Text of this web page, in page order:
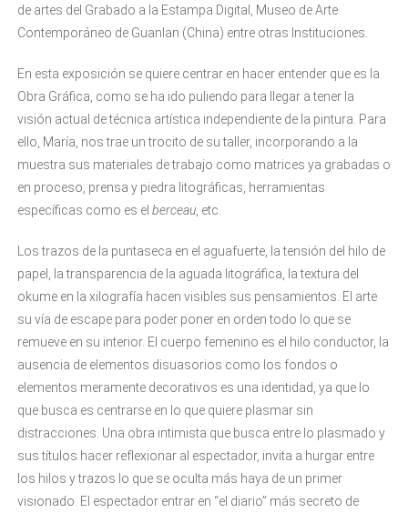
de artes del Grabado a la Estampa Digital, Museo de Arte
Contemporáneo de Guanlan (China) entre otras Instituciones.
En esta exposición se quiere centrar en hacer entender que es la
Obra Gráfica, como se ha ido puliendo para llegar a tener la
visión actual de técnica artística independiente de la pintura. Para
ello, María, nos trae un trocito de su taller, incorporando a la
muestra sus materiales de trabajo como matrices ya grabadas o
en proceso, prensa y piedra litográficas, herramientas
específicas como es el berceau, etc.
Los trazos de la puntaseca en el aguafuerte, la tensión del hilo de
papel, la transparencia de la aguada litográfica, la textura del
okume en la xilografía hacen visibles sus pensamientos. El arte
su vía de escape para poder poner en orden todo lo que se
remueve en su interior. El cuerpo femenino es el hilo conductor, la
ausencia de elementos disuasorios como los fondos o
elementos meramente decorativos es una identidad, ya que lo
que busca es centrarse en lo que quiere plasmar sin
distracciones. Una obra intimista que busca entre lo plasmado y
sus títulos hacer reflexionar al espectador, invita a hurgar entre
los hilos y trazos lo que se oculta más haya de un primer
visionado. El espectador entrar en “el diario” más secreto de